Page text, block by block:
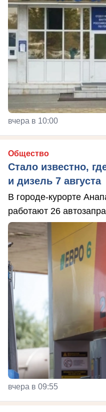
вчера в 10:00
Общество
Стало известно,
и дизель 7 августа
В городе-курорте
работают 26
вчера в 09:55